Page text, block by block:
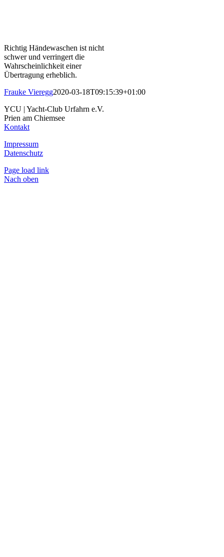
Richtig Händewaschen ist nicht
schwer und verringert die
Wahrscheinlichkeit einer
Übertragung erheblich.
Frauke Vieregg2020-03-18T09:15:39+01:00
YCU | Yacht-Club Urfahrn e.V.
Prien am Chiemsee
Kontakt
Impressum
Datenschutz
Page load link
Nach oben